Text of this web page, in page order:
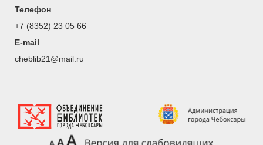
Телефон
+7 (8352) 23 05 66
E-mail
cheblib21@mail.ru